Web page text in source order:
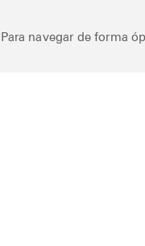
. Para navegar de forma
Works